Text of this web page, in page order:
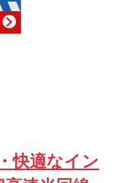
快適なイン